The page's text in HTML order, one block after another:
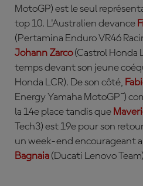
MotoGP) est le seul
top 10. L'Australien devance
(Pertamina Enduro VR46
Johann Zarco(Castrol Honda
temps devant son jeune
Honda LCR). De son côté,
Energy Yamaha MotoGP™)
la 14e place tandis que
Tech3) est 19e pour son
un week-end encourageant
Bagnaia (Ducati Lenovo